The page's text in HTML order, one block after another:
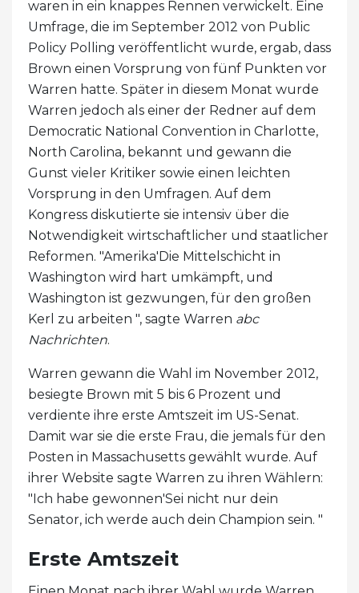
waren in ein knappes Rennen verwickelt. Eine
Umfrage, die im September 2012 von Public
Policy Polling veröffentlicht wurde, ergab, dass
Brown einen Vorsprung von fünf Punkten vor
Warren hatte. Später in diesem Monat wurde
Warren jedoch als einer der Redner auf dem
Democratic National Convention in Charlotte,
North Carolina, bekannt und gewann die
Gunst vieler Kritiker sowie einen leichten
Vorsprung in den Umfragen. Auf dem
Kongress diskutierte sie intensiv über die
Notwendigkeit wirtschaftlicher und staatlicher
Reformen. "Amerika'Die Mittelschicht in
Washington wird hart umkämpft, und
Washington ist gezwungen, für den großen
Kerl zu arbeiten ", sagte Warren abc
Nachrichten.
Warren gewann die Wahl im November 2012,
besiegte Brown mit 5 bis 6 Prozent und
verdiente ihre erste Amtszeit im US-Senat.
Damit war sie die erste Frau, die jemals für den
Posten in Massachusetts gewählt wurde. Auf
ihrer Website sagte Warren zu ihren Wählern:
"Ich habe gewonnen'Sei nicht nur dein
Senator, ich werde auch dein Champion sein. "
Erste Amtszeit